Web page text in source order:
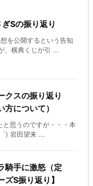
Sの振り返り
を公開するという告知
、横典くじが引 ...
クスの振り返り
方について）
と思うのですが・・・本
`) 岩田望来 ...
騎手に激怒（定
S振り返り】